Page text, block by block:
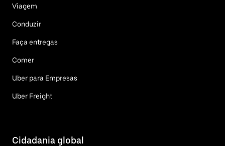
Viagem
Conduzir
Faça entregas
Comer
Uber para Empresas
Uber Freight
Cidadania global